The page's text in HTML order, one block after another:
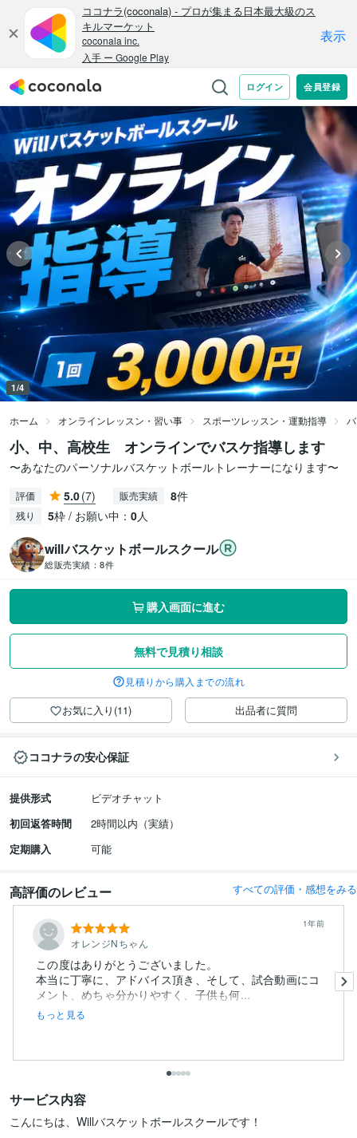
1/4
ホーム オンラインレッスン・習い事 スポーツレッスン・運動指導
小、中、高校生 オンラインでバスケ指導します
〜あなたのパーソナルバスケットボールトレーナーになります〜
評価 5.0(7) 販売実績 8件
残り 5枠 / お願い中： 0人
willバスケットボールスクール
総販売実績： 8件
購入画面に進む
無料で見積り相談
見積りから購入までの流れ
お気に入り(11) 出品者に質問
ココナラの安心保証
提供形式
ビデオチャット
初回返答時間
2時間以内（実績）
定期購入
可能
高評価のレビュー すべての評価・感想をみる
オレンジNちゃん
1年前
この度はありがとうございました。
本当に丁寧に、アドバイス頂き、そして、試合動画にコ
メント、めちゃ分かりやすく、子供も何...
もっと見る
サービス内容
こんにちは、Willバスケットボールスクールです！